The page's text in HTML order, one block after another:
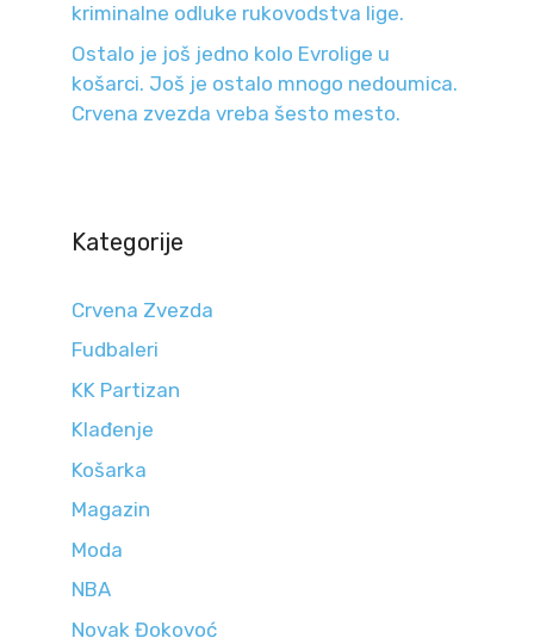
kriminalne odluke rukovodstva lige.
Ostalo je još jedno kolo Evrolige u
košarci. Još je ostalo mnogo nedoumica.
Crvena zvezda vreba šesto mesto.
Kategorije
Crvena Zvezda
Fudbaleri
KK Partizan
Klađenje
Košarka
Magazin
Moda
NBA
Novak Đokovoć